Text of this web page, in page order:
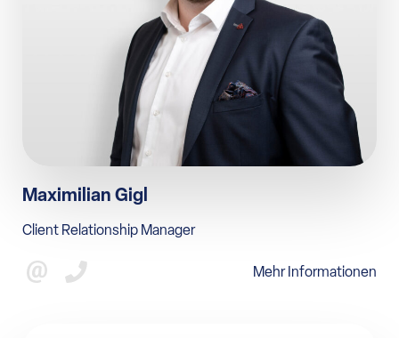
Maximilian Gigl
Client Relationship Manager
Mehr Informationen